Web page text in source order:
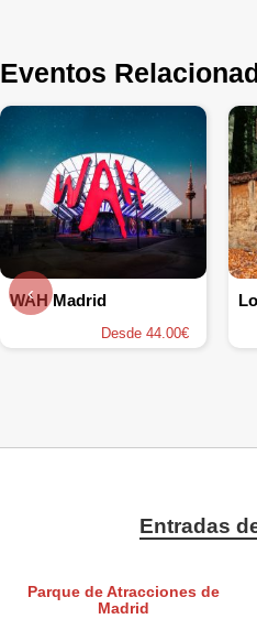
Eventos
WAH Madrid
Desde 44.00€
‹
Entradas
Parque de Atracciones de
Madrid